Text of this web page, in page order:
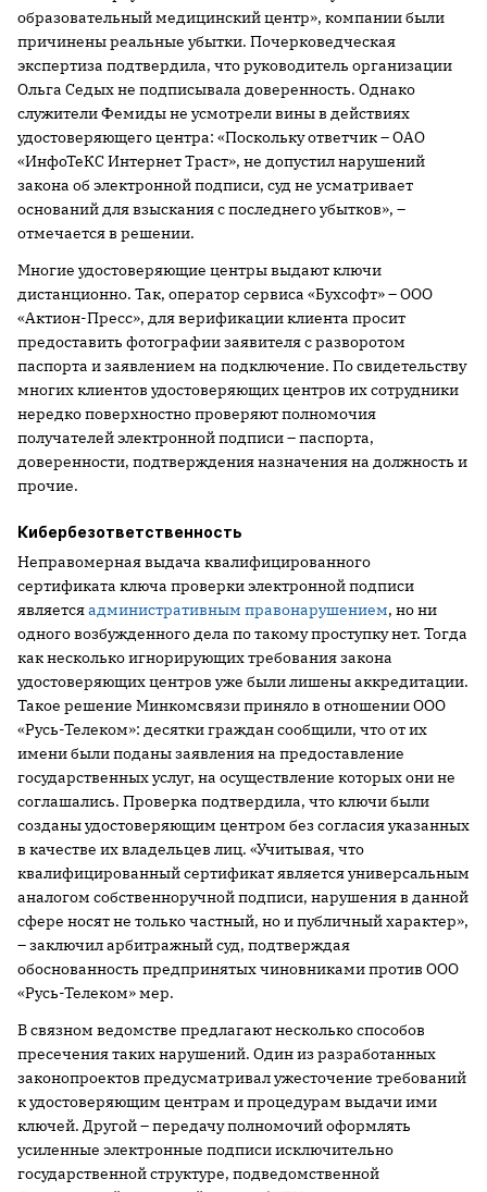
образовательный медицинский центр», компании были
причинены реальные убытки. Почерковедческая
экспертиза подтвердила, что руководитель организации
Ольга Седых не подписывала доверенность. Однако
служители Фемиды не усмотрели вины в действиях
удостоверяющего центра: «Поскольку ответчик – ОАО
«ИнфоТеКС Интернет Траст», не допустил нарушений
закона об электронной подписи, суд не усматривает
оснований для взыскания с последнего убытков», –
отмечается в решении.
Многие удостоверяющие центры выдают ключи
дистанционно. Так, оператор сервиса «Бухсофт» – ООО
«Актион-Пресс», для верификации клиента просит
предоставить фотографии заявителя с разворотом
паспорта и заявлением на подключение. По свидетельству
многих клиентов удостоверяющих центров их сотрудники
нередко поверхностно проверяют полномочия
получателей электронной подписи – паспорта,
доверенности, подтверждения назначения на должность и
прочие.
Кибербезответственность
Неправомерная выдача квалифицированного
сертификата ключа проверки электронной подписи
являетсяадминистративным правонарушением, но ни
одного возбужденного дела по такому проступку нет. Тогда
как несколько игнорирующих требования закона
удостоверяющих центров уже были лишены аккредитации.
Такое решение Минкомсвязи приняло в отношении ООО
«Русь-Телеком»: десятки граждан сообщили, что от их
имени были поданы заявления на предоставление
государственных услуг, на осуществление которых они не
соглашались. Проверка подтвердила, что ключи были
созданы удостоверяющим центром без согласия указанных
в качестве их владельцев лиц. «Учитывая, что
квалифицированный сертификат является универсальным
аналогом собственноручной подписи, нарушения в данной
сфере носят не только частный, но и публичный характер»,
– заключил арбитражный суд, подтверждая
обоснованность предпринятых чиновниками против ООО
«Русь-Телеком» мер.
В связном ведомстве предлагают несколько способов
пресечения таких нарушений. Один из разработанных
законопроектов предусматривал ужесточение требований
к удостоверяющим центрам и процедурам выдачи ими
ключей. Другой – передачу полномочий оформлять
усиленные электронные подписи исключительно
государственной структуре, подведомственной